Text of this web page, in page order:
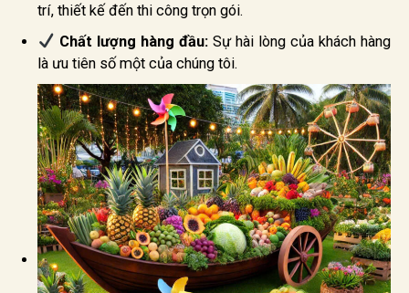
trí, thiết kế đến thi công trọn gói.
Chất lượng hàng đầu: Sự hài lòng của khách hàng
là ưu tiên số một của chúng tôi.